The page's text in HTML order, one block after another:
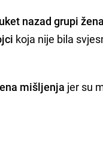
nazad grupi
koja nije bila
mišljenja jer su